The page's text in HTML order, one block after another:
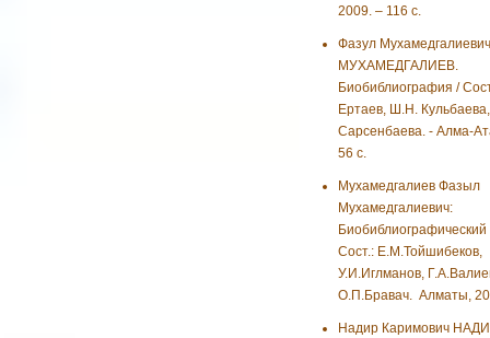
2009. – 116 с.
Фазул Мухамедгалиевич
МУХАМЕДГАЛИЕВ.
Биобиблиография /
Ертаев, Ш.Н.
Сарсенбаева. - Алма-
56 с.
Мухамедгалиев Фазыл
Мухамедгалиевич:
Биобиблиографический
Сост.: Е.М.Тойшибеков,
У.И.Иглманов,
О.П.Бравач. Алматы,
Надир Каримович